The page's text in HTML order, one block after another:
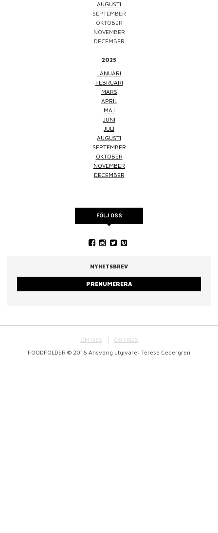
AUGUSTI
SEPTEMBER
OKTOBER
NOVEMBER
DECEMBER
2025
JANUARI
FEBRUARI
MARS
APRIL
MAJ
JUNI
JULI
AUGUSTI
SEPTEMBER
OKTOBER
NOVEMBER
DECEMBER
FÖLJ OSS
NYHETSBREV
PRENUMERERA
OM OSS
COOKIES
FOODFOLDER © 2016 Ansvarig utgivare: Terese Cedergren